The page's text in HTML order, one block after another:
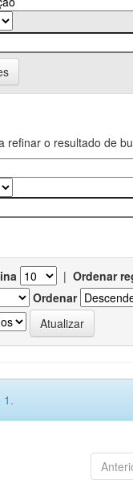
refinar o resultado de
| Ordenar
Ordenar
1.